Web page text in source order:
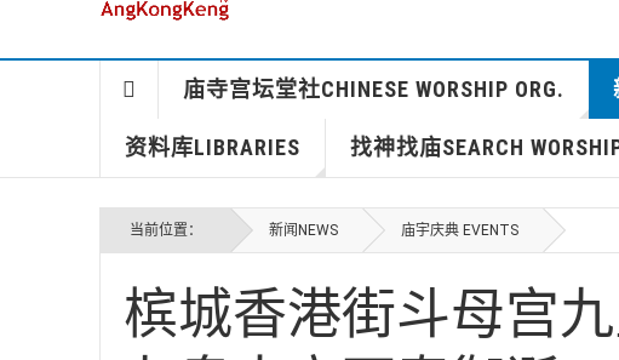
庙寺宫坛堂社CHINESE WORSHIP ORG.
资料库LIBRARIES 找神找庙SEARCH
当前位置： 新闻NEWS 庙宇庆典 EVENTS
槟城香港街斗母宫